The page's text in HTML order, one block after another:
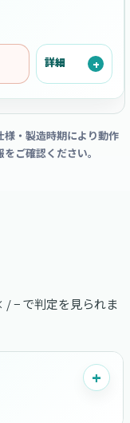
詳細
・製造時期により動作
ご確認ください。
− で判定を見られま